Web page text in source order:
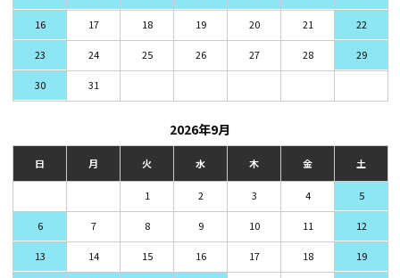
16 17 18 19 20 21 22
23 24 25 26 27 28 29
30 31
2026年9月
日 月 火 水 木 金 土
1 2 3 4 5
6 7 8 9 10 11 12
13 14 15 16 17 18 19